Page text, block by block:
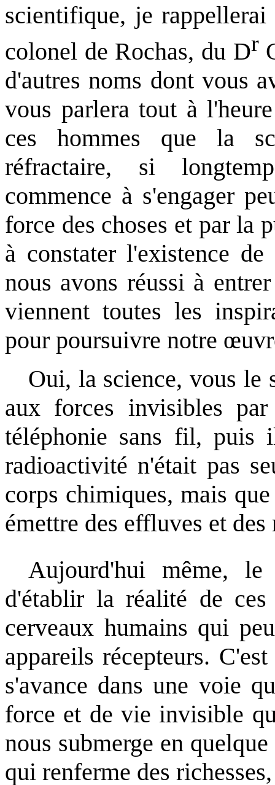
scientifique, je
colonel de Rochas, du Dr
d'autres noms dont vous
vous parlera tout à
ces hommes que la
réfractaire, si
commence à s'engager
force des choses et par la
à constater l'existence
nous avons réussi à
viennent toutes les
pour poursuivre notre
Oui, la science, vous le
aux forces invisibles
téléphonie sans fil,
radioactivité n'était pas
corps chimiques, mais
émettre des effluves et
Aujourd'hui même, le
d'établir la réalité de
cerveaux humains qui
appareils récepteurs.
s'avance dans une voie
force et de vie invisible
nous submerge en
qui renferme des